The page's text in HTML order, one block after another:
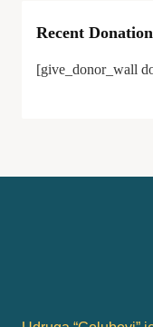
Recent
[give_donor_wall